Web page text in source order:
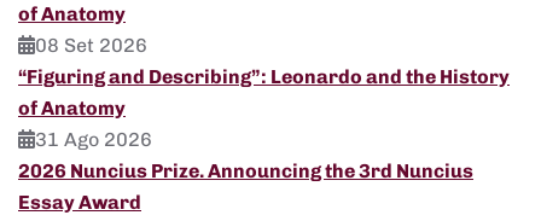
of Anatomy
08 Set 2026
“Figuring and Describing”: Leonardo and the History
of Anatomy
31 Ago 2026
2026 Nuncius Prize. Announcing the 3rd Nuncius
Essay Award